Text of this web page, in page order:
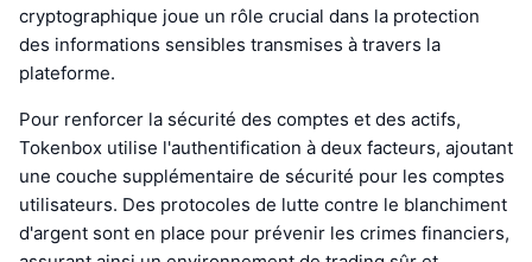
cryptographique joue un rôle crucial dans la protection
des informations sensibles transmises à travers la
plateforme.
Pour renforcer la sécurité des comptes et des actifs,
Tokenbox utilise l'authentification à deux facteurs, ajoutant
une couche supplémentaire de sécurité pour les comptes
utilisateurs. Des protocoles de lutte contre le blanchiment
d'argent sont en place pour prévenir les crimes financiers,